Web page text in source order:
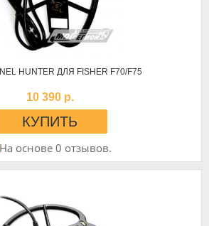
HUNTER ДЛЯ FISHER F70/F75
10 390 р.